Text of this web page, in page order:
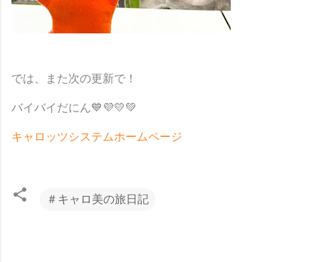
では、また次の更新で！
バイバイだにん💙💜💛💚
キャロッツシステムホームページ
＃キャロ美の旅日記